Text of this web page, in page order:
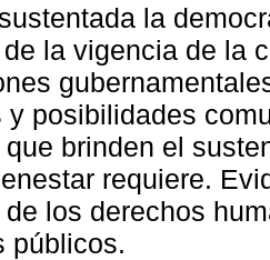
la
la vigencia de la
y posibilidades
brinden el
requiere.
los derechos
públicos.